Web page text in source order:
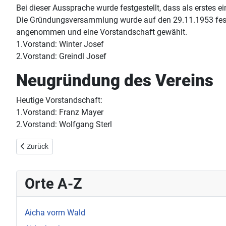
Bei dieser Aussprache wurde festgestellt, dass als erstes
Die Gründungsversammlung wurde auf den 29.11.1953
angenommen und eine Vorstandschaft gewählt.
1.Vorstand: Winter Josef
2.Vorstand: Greindl Josef
Neugründung des Vereins
Heutige Vorstandschaft:
1.Vorstand: Franz Mayer
2.Vorstand: Wolfgang Sterl
Vorheriger Beitrag: Hauzenberg Oberdiendorf
Zurück
Orte A-Z
Aicha vorm Wald